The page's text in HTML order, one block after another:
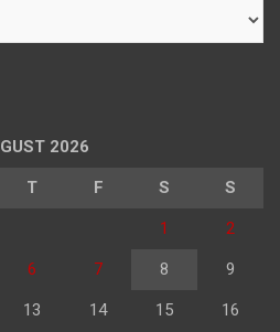
2026
T F S S
1 2
6 7 8 9
13 14 15 16